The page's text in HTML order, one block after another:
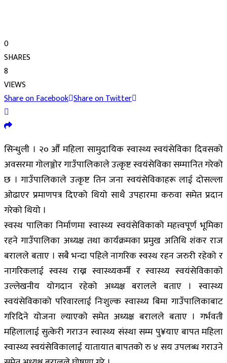
0
SHARES
8
VIEWS
Share on Facebook Share on Twitter
सिन्धुली । २० औँ महिला सामुदायिक स्वास्थ्य स्वयंसेविका दिवसको
अवसरमा गोलञ्जोर गाउँपालिकाले उत्कृष्ट स्वयंसेविका सम्मानित गरेको
छ । गाउँपालिकाले उत्कृष्ट तिन जना स्वयंसेविकाहरू लाई दोसल्ला
ओढाएर प्रमाणपत्र दिएको थियो साथै उपहारमा करुवा समेत प्रदान
गरेको थियो ।
स्वस्थ पालिका निर्माणमा स्वास्थ्य स्वयंसेविकाको महत्त्वपूर्ण भूमिका
रहने गाउँपालिका अध्यक्ष तथा कार्यक्रमका प्रमुख अतिथि शंकर राज
बरालले बताए । सबै भन्दा पहिले नागरिक स्वस्थ रहन जरुरी रहेको र
नागरिकलाई स्वस्थ राख्न स्वास्थ्यकर्मी र स्वास्थ्य स्वयंसेविकाको
उल्लेखनीय योगदान रहेको अध्यक्ष बरालले बताए । स्वास्थ्य
स्वयंसेविकाको परिवारलाई निःशुल्क स्वास्थ्य बिमा गाउँपालिकाबाट
गरिदिने योजना ल्याएको समेत अध्यक्ष बरालले बताए । गर्भवती
महिलालाई सुत्केरी गराउन स्वास्थ्य संस्था सम्म पु¥याए बापत महिला
स्वास्थ्य स्वयंसेविकालाई यातायात बापतको रु ४ सय उपलब्ध गराउने